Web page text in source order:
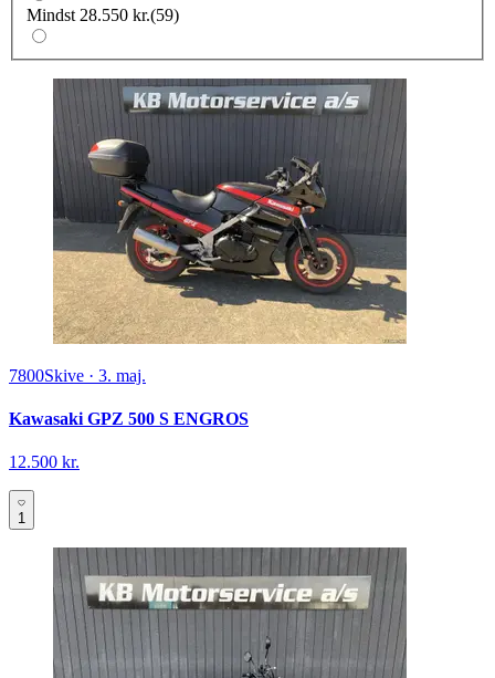
Mindst 28.550 kr.(59)
7800Skive · 3. maj.
Kawasaki GPZ 500 S ENGROS
12.500 kr.
1